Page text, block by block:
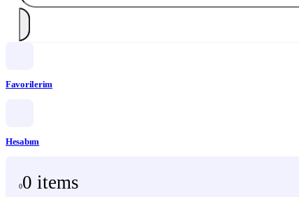
Favorilerim
Hesabım
00 items